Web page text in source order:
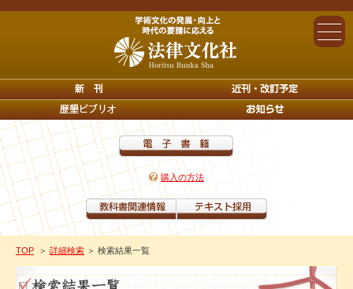
購入の方法
TOP ＞ 詳細検索 ＞ 検索結果一覧